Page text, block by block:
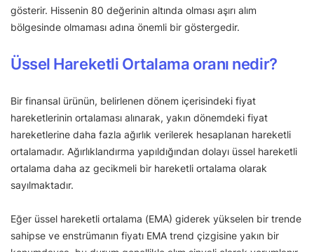
gösterir. Hissenin 80 değerinin altında olması aşırı alım
bölgesinde olmaması adına önemli bir göstergedir.
Üssel Hareketli Ortalama oranı nedir?
Bir finansal ürünün, belirlenen dönem içerisindeki fiyat
hareketlerinin ortalaması alınarak, yakın dönemdeki fiyat
hareketlerine daha fazla ağırlık verilerek hesaplanan hareketli
ortalamadır. Ağırlıklandırma yapıldığından dolayı üssel hareketli
ortalama daha az gecikmeli bir hareketli ortalama olarak
sayılmaktadır.
Eğer üssel hareketli ortalama (EMA) giderek yükselen bir trende
sahipse ve enstrümanın fiyatı EMA trend çizgisine yakın bir